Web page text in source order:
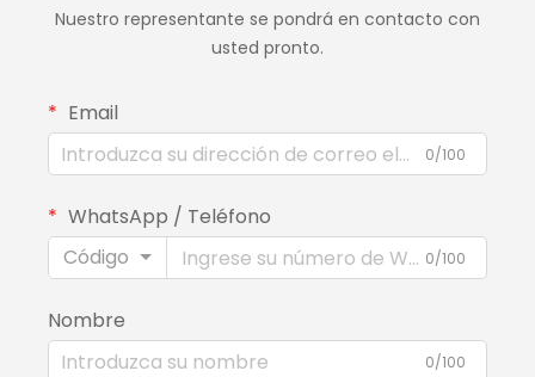
Nuestro representante se pondrá en contacto con
usted pronto.
Email
0/100
WhatsApp / Teléfono
Código
0/100
Nombre
0/100